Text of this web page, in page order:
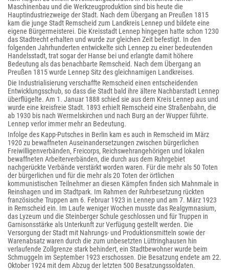
Maschinenbau und die Werkzeugproduktion sind bis heute die
Hauptindustriezweige der Stadt. Nach dem Übergang an Preußen 1815
kam die junge Stadt Remscheid zum Landkreis Lennep und bildete eine
eigene Bürgermeisterei. Die Kreisstadt Lennep hingegen hatte schon 1230
das Stadtrecht erhalten und wurde zur gleichen Zeit befestigt. In den
folgenden Jahrhunderten entwickelte sich Lennep zu einer bedeutenden
Handelsstadt, trat sogar der Hanse bei und erlangte damit höhere
Bedeutung als das benachbarte Remscheid. Nach dem Übergang an
Preußen 1815 wurde Lennep Sitz des gleichnamigen Landkreises.
Die Industrialisierung verschaffte Remscheid einen entscheidenden
Entwicklungsschub, so dass die Stadt bald ihre ältere Nachbarstadt Lennep
überflügelte. Am 1. Januar 1888 schied sie aus dem Kreis Lennep aus und
wurde eine kreisfreie Stadt. 1893 erhielt Remscheid eine Straßenbahn, die
ab 1930 bis nach Wermelskirchen und nach Burg an der Wupper führte.
Lennep verlor immer mehr an Bedeutung.
Infolge des Kapp-Putsches in Berlin kam es auch in Remscheid im März
1920 zu bewaffneten Auseinandersetzungen zwischen bürgerlichen
Freiwilligenverbänden, Freicorps, Reichswehrangehörigen und lokalen
bewaffneten Arbeiterverbänden, die durch aus dem Ruhrgebiet
nachgerückte Verbände verstärkt worden waren. Für die mehr als 50 Toten
der bürgerlichen und für die mehr als 20 Toten der örtlichen
kommunistischen Teilnehmer an diesen Kämpfen finden sich Mahnmale in
Reinshagen und im Stadtpark. Im Rahmen der Ruhrbesetzung rückten
französische Truppen am 6. Februar 1923 in Lennep und am 7. März 1923
in Remscheid ein. Im Laufe weniger Wochen musste das Realgymnasium,
das Lyzeum und die Steinberger Schule geschlossen und für Truppen in
Garnisonsstärke als Unterkunft zur Verfügung gestellt werden. Die
Versorgung der Stadt mit Nahrungs- und Produktionsmitteln sowie der
Warenabsatz waren durch die zum unbesetzten Lüttringhausen hin
verlaufende Zollgrenze stark behindert, ein Stadtbewohner wurde beim
Schmuggeln im September 1923 erschossen. Die Besatzung endete am 22.
Oktober 1924 mit dem Abzug der letzten 500 Besatzungssoldaten.